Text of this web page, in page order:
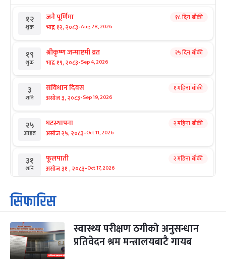
१२
शुक्र
जनै पूर्णिमा
भाद्र १२, २०८३-Aug 28, 2026
१८ दिन बाँकी
१९
शुक्र
श्रीकृष्ण जन्माष्टमी व्रत
भाद्र १९, २०८३-Sep 4, 2026
२५ दिन बाँकी
३
शनि
संविधान दिवस
असोज ३, २०८३-Sep 19, 2026
१ महिना बाँकी
२५
आइत
घटस्थापना
असोज २५, २०८३-Oct 11, 2026
२ महिना बाँकी
३१
शनि
फूलपाती
असोज ३१ , २०८३-Oct 17, 2026
२ महिना बाँकी
१
आइत
कार्तिक सङ्क्रान्ति
कार्तिक १, २०८३
३
मंगल
महानवमी
कार्तिक ३, २०८३-Oct 20, 2026
२ महिना बाँकी
सिफारिस
स्वास्थ्य परीक्षण ठगीको अनुसन्धान
प्रतिवेदन श्रम मन्त्रालयबाटै गायब